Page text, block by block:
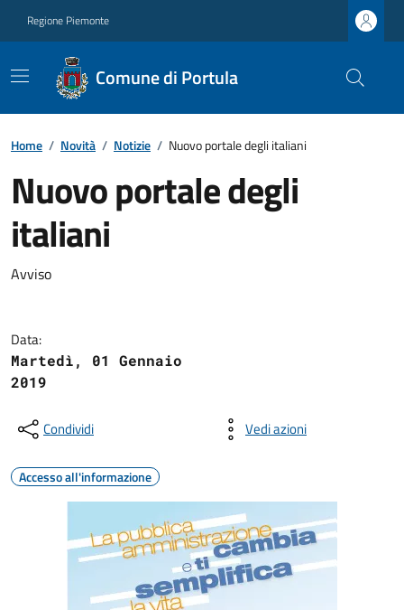
Regione Piemonte
Comune di Portula
Home / Novità / Notizie / Nuovo portale degli italiani
Nuovo portale degli
italiani
Avviso
Data:
Martedì, 01 Gennaio
2019
Condividi Vedi azioni
Accesso all'informazione